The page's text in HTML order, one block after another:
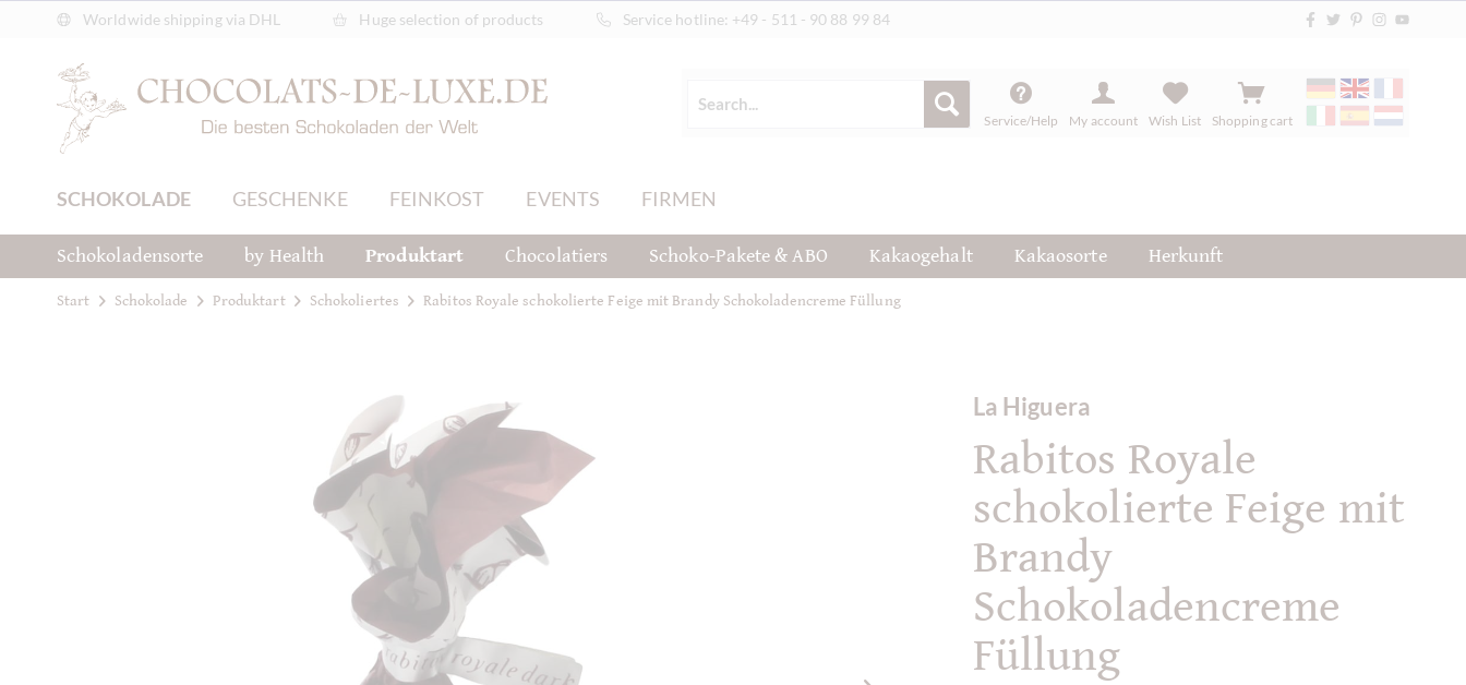
Worldwide shipping via DHL Huge selection of products Service hotline: +49 - 511 - 90 88 99 84
Service/Help My account Wish List Shopping cart
SCHOKOLADE GESCHENKE FEINKOST EVENTS FIRMEN
Schokoladensorte by Health Produktart Chocolatiers Schoko-Pakete & ABO Kakaogehalt Kakaosorte Herkunft
Start Schokolade Produktart Schokoliertes Rabitos Royale schokolierte Feige mit Brandy Schokoladencreme Füllung
La Higuera
Rabitos Royale
schokolierte Feige mit
Brandy
Schokoladencreme
Füllung